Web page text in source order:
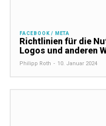
FACEBOOK / META
Richtlinien für die
Logos und anderen
Philipp Roth - 10. Januar 2024